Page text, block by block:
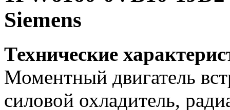
Siemens
Технические
Моментный двигатель
силовой охладитель,